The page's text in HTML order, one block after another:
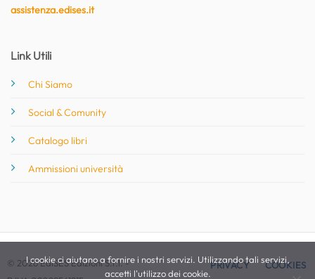
assistenza.edises.it
Link Utili
Chi Siamo
Social & Comunity
Catalogo libri
Ammissioni università
© 2026 EdiSES Edizioni S.r.l. -
PRIVACY COOKIES
I cookie ci aiutano a fornire i nostri servizi. Utilizzando tali servizi,
accetti l'utilizzo dei cookie.